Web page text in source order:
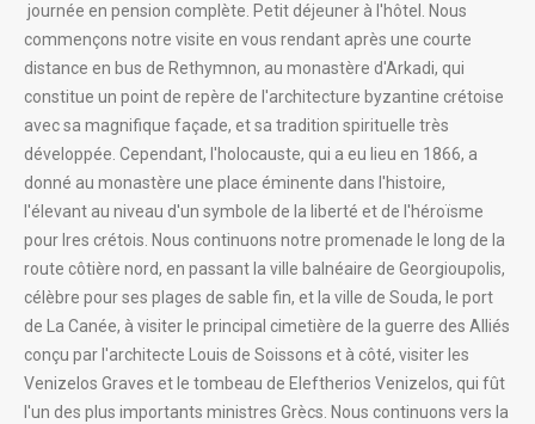
journée en pension complète. Petit déjeuner à l'hôtel. Nous
commençons notre visite en vous rendant après une courte
distance en bus de Rethymnon, au monastère d'Arkadi, qui
constitue un point de repère de l'architecture byzantine crétoise
avec sa magnifique façade, et sa tradition spirituelle très
développée. Cependant, l'holocauste, qui a eu lieu en 1866, a
donné au monastère une place éminente dans l'histoire,
l'élevant au niveau d'un symbole de la liberté et de l'héroïsme
pour lres crétois. Nous continuons notre promenade le long de la
route côtière nord, en passant la ville balnéaire de Georgioupolis,
célèbre pour ses plages de sable fin, et la ville de Souda, le port
de La Canée, à visiter le principal cimetière de la guerre des Alliés
conçu par l'architecte Louis de Soissons et à côté, visiter les
Venizelos Graves et le tombeau de Eleftherios Venizelos, qui fût
l'un des plus importants ministres Grècs. Nous continuons vers la